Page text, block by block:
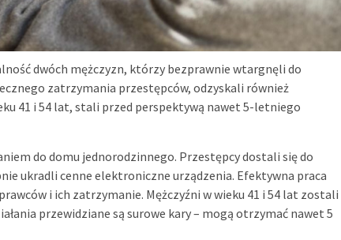
dwóch mężczyzn, którzy bezprawnie wtargnęli do
zatrzymania przestępców, odzyskali również
41 i 54 lat, stali przed perspektywą nawet 5-letniego
do domu jednorodzinnego. Przestępcy dostali się do
ukradli cenne elektroniczne urządzenia. Efektywna praca
i ich zatrzymanie. Mężczyźni w wieku 41 i 54 lat zostali
przewidziane są surowe kary – mogą otrzymać nawet 5